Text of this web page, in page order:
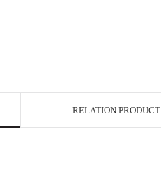
RELATION PRODUCT